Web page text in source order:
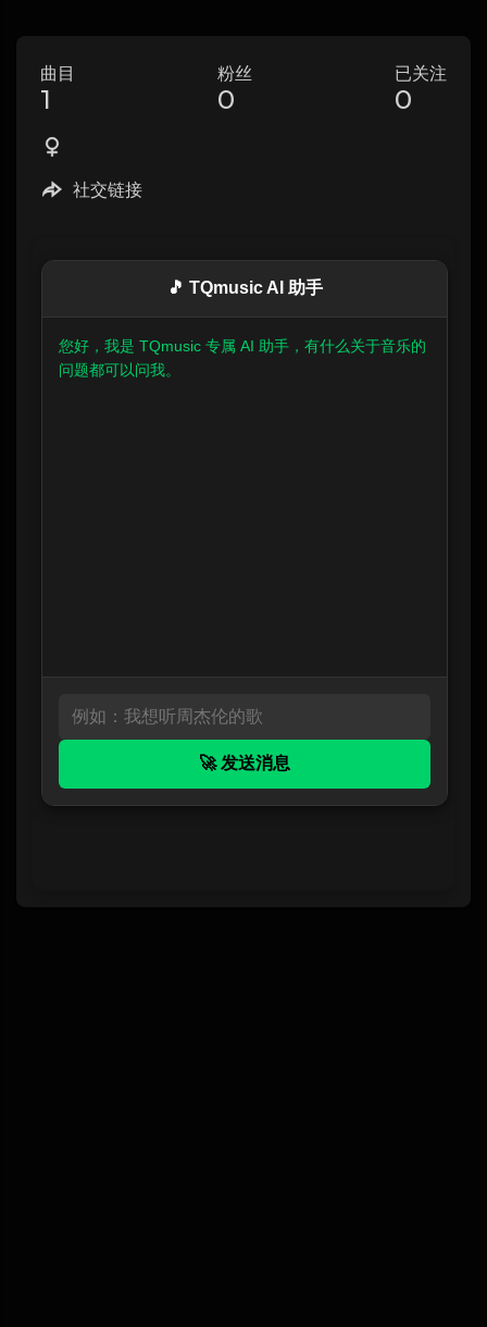
曲目
1
粉丝
0
已关注
0
社交链接